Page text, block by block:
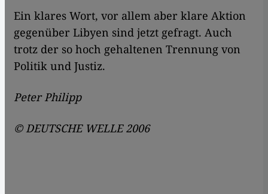
Ein klares Wort, vor allem aber klare Aktion
gegenüber Libyen sind jetzt gefragt. Auch
trotz der so hoch gehaltenen Trennung von
Politik und Justiz.
Peter Philipp
© DEUTSCHE WELLE 2006